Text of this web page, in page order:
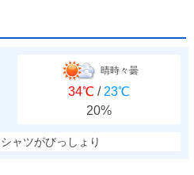
晴時々曇
34℃ / 23℃
20%
ャツがびっしょり